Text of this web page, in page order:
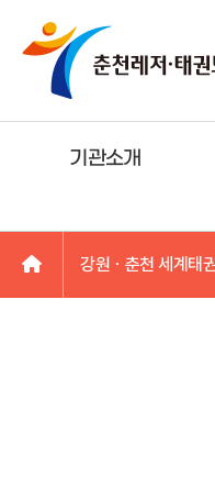
기관소개
강원ㆍ춘천 세계태